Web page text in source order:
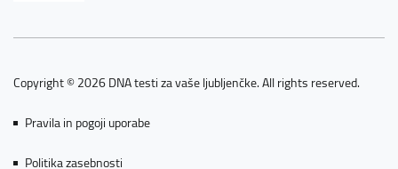
Copyright © 2026 DNA testi za vaše ljubljenčke. All rights reserved.
Pravila in pogoji uporabe
Politika zasebnosti